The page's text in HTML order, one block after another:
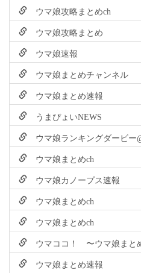
ウマ娘攻略まとめch
ウマ娘攻略まとめ
ウマ娘速報
ウマ娘まとめチャンネル
ウマ娘まとめ速報
うまぴょいNEWS
ウマ娘ランキングダービー
ウマ娘まとめch
ウマ娘カノープス速報
ウマ娘まとめch
ウマ娘まとめch
ウマココ！ 〜ウマ娘まと
ウマ娘まとめ速報